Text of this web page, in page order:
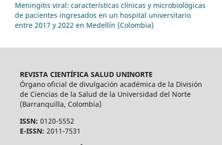
Meningitis viral: características clínicas y microbiológicas
de pacientes ingresados en un hospital universitario
entre 2017 y 2022 en Medellín (Colombia)
REVISTA CIENTÍFICA SALUD UNINORTE
Órgano oficial de divulgación académica de la División
de Ciencias de la Salud de la Universidad del Norte
(Barranquilla, Colombia)
ISSN: 0120-5552
E-ISSN: 2011-7531